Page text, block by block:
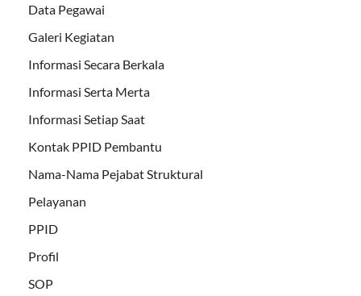
Data Pegawai
Galeri Kegiatan
Informasi Secara Berkala
Informasi Serta Merta
Informasi Setiap Saat
Kontak PPID Pembantu
Nama-Nama Pejabat Struktural
Pelayanan
PPID
Profil
SOP